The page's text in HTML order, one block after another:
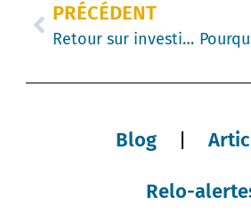
PRÉCÉDENT
Retour sur investissement au niveau du doctorat : trois façons dont les RH peuvent quantifier la relocalisation
Blog
Relo-